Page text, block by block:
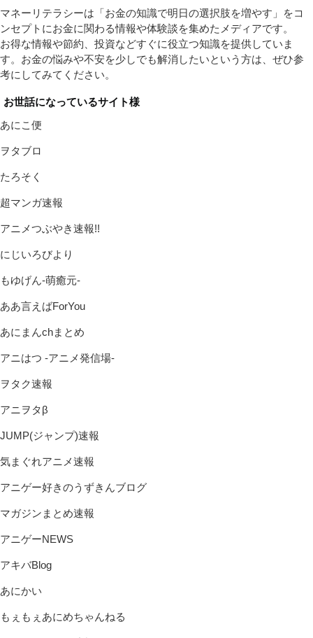
マネーリテラシーは「お金の知識で明日の選択肢を増やす」をコ
ンセプトにお金に関わる情報や体験談を集めたメディアです。
お得な情報や節約、投資などすぐに役立つ知識を提供していま
す。お金の悩みや不安を少しでも解消したいという方は、ぜひ参
考にしてみてください。
お世話になっているサイト様
あにこ便
ヲタブロ
たろそく
超マンガ速報
アニメつぶやき速報!!
にじいろびより
もゆげん-萌癒元-
ああ言えばForYou
あにまんchまとめ
アニはつ -アニメ発信場-
ヲタク速報
アニヲタβ
JUMP(ジャンプ)速報
気まぐれアニメ速報
アニゲー好きのうずきんブログ
マガジンまとめ速報
アニゲーNEWS
アキバBlog
あにかい
もぇもぇあにめちゃんねる